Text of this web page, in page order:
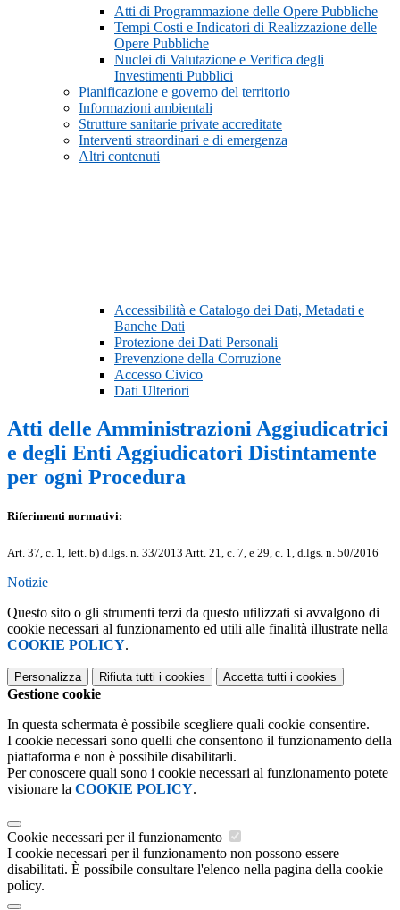
Atti di Programmazione delle Opere Pubbliche
Tempi Costi e Indicatori di Realizzazione delle
Opere Pubbliche
Nuclei di Valutazione e Verifica degli
Investimenti Pubblici
Pianificazione e governo del territorio
Informazioni ambientali
Strutture sanitarie private accreditate
Interventi straordinari e di emergenza
Altri contenuti
Accessibilità e Catalogo dei Dati, Metadati e
Banche Dati
Protezione dei Dati Personali
Prevenzione della Corruzione
Accesso Civico
Dati Ulteriori
Atti delle Amministrazioni Aggiudicatrici
e degli Enti Aggiudicatori Distintamente
per ogni Procedura
Riferimenti normativi:
Art. 37, c. 1, lett. b) d.lgs. n. 33/2013 Artt. 21, c. 7, e 29, c. 1, d.lgs. n. 50/2016
Notizie
Questo sito o gli strumenti terzi da questo utilizzati si avvalgono di
cookie necessari al funzionamento ed utili alle finalità illustrate nella
COOKIE POLICY.
Personalizza Rifiuta tutti i cookies Accetta tutti i cookies
Gestione cookie
In questa schermata è possibile scegliere quali cookie consentire.
I cookie necessari sono quelli che consentono il funzionamento della
piattaforma e non è possibile disabilitarli.
Per conoscere quali sono i cookie necessari al funzionamento potete
visionare la COOKIE POLICY.
Cookie necessari per il funzionamento
I cookie necessari per il funzionamento non possono essere
disabilitati. È possibile consultare l'elenco nella pagina della cookie
policy.